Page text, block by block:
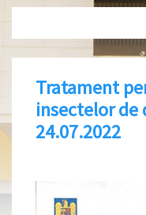
Tratament
insectelor de
24.07.2022